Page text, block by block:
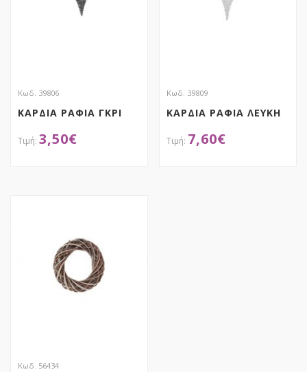
Κωδ. 39806
ΚΑΡΔΙΑ ΡΑΦΙΑ ΓΚΡΙ
3,50€
Κωδ. 39809
ΚΑΡΔΙΑ ΡΑΦΙΑ ΛΕΥΚΗ
7,60€
Κωδ. 56434